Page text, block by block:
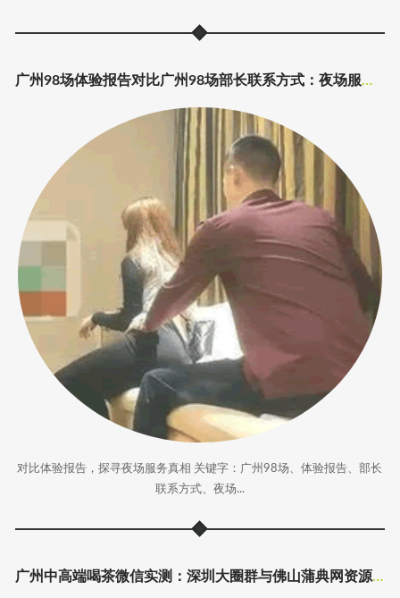
广州98场体验报告对比广州98场部长联系方式：夜场服务体验报
对比体验报告，探寻夜场服务真相 关键字：广州98场、体验报告、部长
联系方式、夜场...
广州中高端喝茶微信实测：深圳大圈群与佛山蒲典网资源汇总